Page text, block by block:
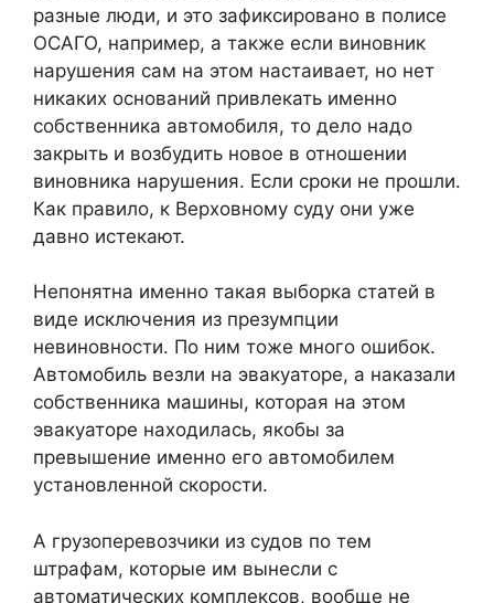
разные люди, и это зафиксировано в полисе
ОСАГО, например, а также если виновник
нарушения сам на этом настаивает, но нет
никаких оснований привлекать именно
собственника автомобиля, то дело надо
закрыть и возбудить новое в отношении
виновника нарушения. Если сроки не прошли.
Как правило, к Верховному суду они уже
давно истекают.
Непонятна именно такая выборка статей в
виде исключения из презумпции
невиновности. По ним тоже много ошибок.
Автомобиль везли на эвакуаторе, а наказали
собственника машины, которая на этом
эвакуаторе находилась, якобы за
превышение именно его автомобилем
установленной скорости.
А грузоперевозчики из судов по тем
штрафам, которые им вынесли с
автоматических комплексов, вообще не